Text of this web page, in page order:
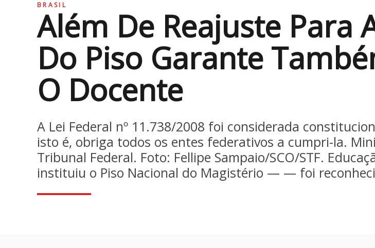
BRASIL
Além De Reajuste Para
Do Piso Garante
O Docente
A Lei Federal nº 11.738/2008 foi considerada
isto é, obriga todos os entes federativos a cumpri-la.
Tribunal Federal. Foto: Fellipe Sampaio/SCO/STF.
instituiu o Piso Nacional do Magistério — — foi